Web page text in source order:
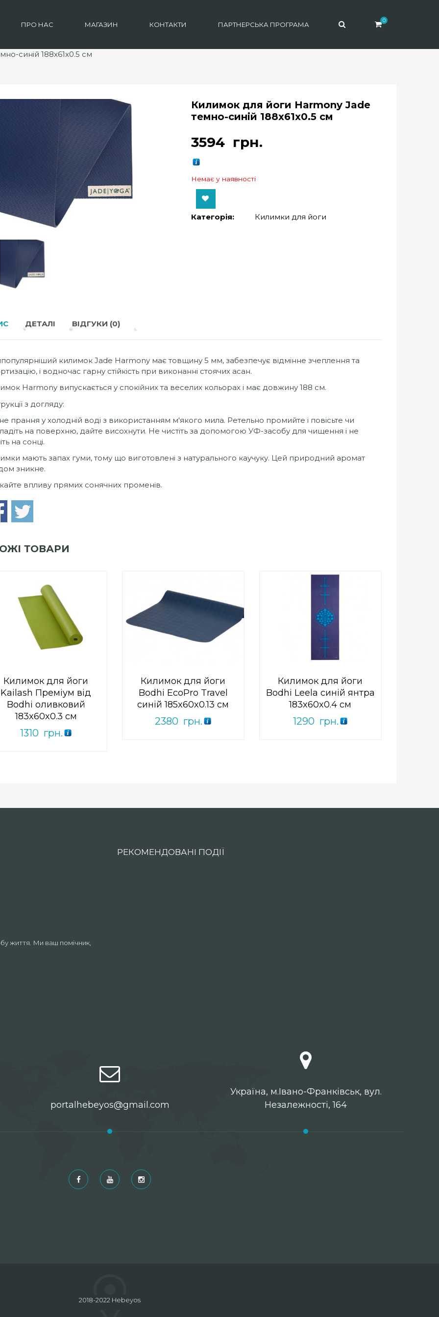
0
ПРО НАС МАГАЗИН КОНТАКТИ ПАРТНЕРСЬКА ПРОГРАМА
синій 188x61x0.5 см
Килимок для йоги Harmony Jade
темно-синій 188x61x0.5 см
3594 грн.
Немає у наявності
Add to Wishlist
Категорія: Килимки для йоги
ДЕТАЛІ ВІДГУКИ (0)
килимок Jade Harmony має товщину 5 мм, забезпечує відмінне зчеплення та
і водночас гарну стійкість при виконанні стоячих асан.
Harmony випускається у спокійних та веселих кольорах і має довжину 188 см.
з догляду:
прання у холодній воді з використанням м'якого мила. Ретельно промийте і повісьте чи
на поверхню, дайте висохнути. Не чистіть за допомогою УФ-засобу для чищення і не
на сонці.
мають запах гуми, тому що виготовлені з натурального каучуку. Цей природний аромат
зникне.
впливу прямих сонячних променів.
ТОВАРИ
Килимок для йоги
Kailash Преміум від
Bodhi оливковий
183x60x0.3 см
1310 грн.
of
5
ПРИДБАТИ
Add to Wishlist
Килимок для йоги
Bodhi EcoPro Travel
синій 185x60x0.13 см
2380 грн.
Килимок для йоги
Bodhi Leela синій янтра
183x60x0.4 см
1290 грн.
out
ПРИДБАТИ
Add to Wishlist
життя. Ми ваш помічник,
РЕКОМЕНДОВАНІ ПОДІЇ
portalhebeyos@gmail.com
Українa, м.Івано-Франківськ, вул.
Незалежності, 164
2018-2022 Hebeyos